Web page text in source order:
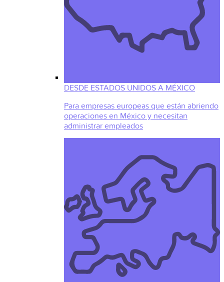
DESDE ESTADOS UNIDOS A MÉXICO
Para empresas europeas que están abriendo
operaciones en México y necesitan
administrar empleados